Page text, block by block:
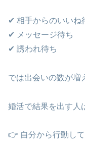
✔ 相手からのいいね
✔ メッセージ待ち
✔ 誘われ待ち
では出会いの数が増
婚活で結果を出す人
👉 自分から行動し